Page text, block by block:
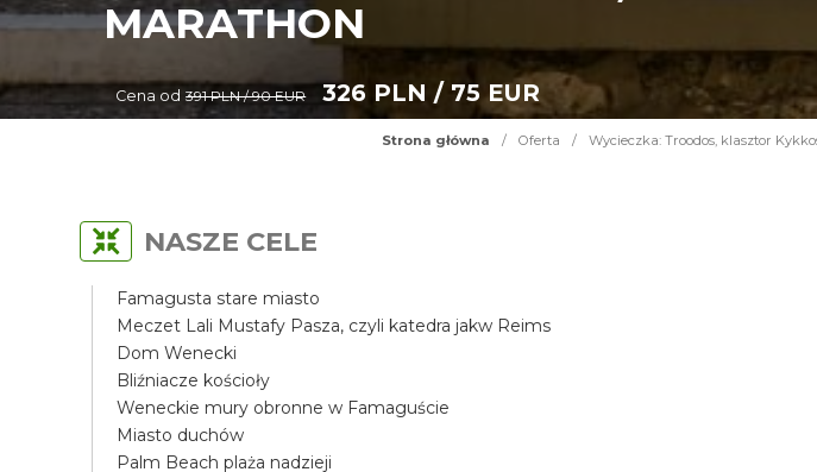
MARATHON
Cena od 391 PLN / 90 EUR 326 PLN / 75 EUR
Strona główna / Oferta / Wycieczka: Troodos, klasztor
NASZE CELE
Famagusta stare miasto
Meczet Lali Mustafy Pasza, czyli katedra jakw Reims
Dom Wenecki
Bliźniacze kościoły
Weneckie mury obronne w Famaguście
Miasto duchów
Palm Beach plaża nadzieji